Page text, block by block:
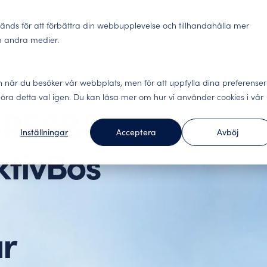
för att förbättra din webbupplevelse och tillhandahålla mer
andra medier.
du besöker vår webbplats, men för att uppfylla dina preferenser
detta val igen. Du kan läsa mer om hur vi använder cookies i vår
Inställningar
Acceptera Avböj
undersökningar för hela kundresan.
tycker
undersökningar för
Integrerar mot ledande
Förändringsledning
Engagerade
Utöver konkreta
Lösningar
engagerade
er affär. Arbeta kunddrivet
Nöjda kunder stannar.
alla viktiga kontaktytor
Insights
och datadriven analys.
andra i branschen har
kontaktuppgifter.
Webinar
Här hittar du våra
Abonnemang Om oss